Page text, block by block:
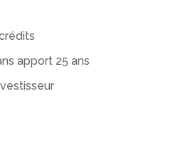
apport 25 ans